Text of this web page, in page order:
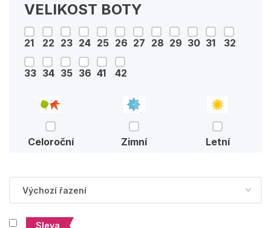
VELIKOST BOTY
21 22 23 24 25 26 27 28 29 30 31 32
33 34 35 36 41 42
Celoroční Zimní Letní
Sleva